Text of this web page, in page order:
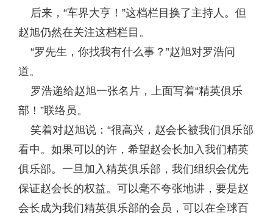
后来，“车界大亨！”这档栏目换了主持人。但
赵旭仍然在关注这档栏目。
“罗先生，你找我有什么事？”赵旭对罗浩问
道。
罗浩递给赵旭一张名片，上面写着“精英俱乐
部！”联络员。
笑着对赵旭说：“很高兴，赵会长被我们俱乐部
看中。如果可以的许，希望赵会长加入我们精英
俱乐部。一旦加入精英俱乐部，我们组织会优先
保证赵会长的权益。可以毫不夸张地讲，要是赵
会长成为我们精英俱乐部的会员，可以在全球百